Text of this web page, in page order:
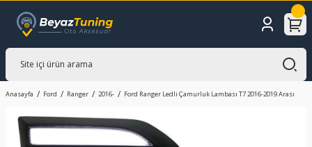
Anasayfa Ford Ranger 2016- Ford Ranger Ledli Çamurluk Lambası T7 2016-2019 Arası